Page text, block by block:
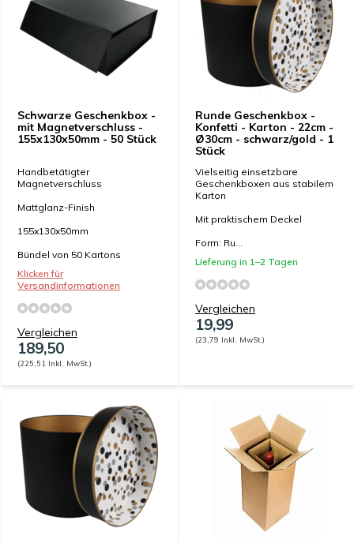
Schwarze Geschenkbox -
mit Magnetverschluss -
155x130x50mm - 50 Stück
Handbetätigter
Magnetverschluss
Mattglanz-Finish
155x130x50mm
Bündel von 50 Kartons
Klicken für
Versandinformationen
Vergleichen
189,50
(225,51 Inkl. MwSt.)
Runde Geschenkbox -
Konfetti - Karton - 22cm -
Ø30cm - schwarz/gold - 1
Stück
Vielseitig einsetzbare
Geschenkboxen aus stabilem
Karton
Mit praktischem Deckel
Form: Ru...
Lieferung in 1–2 Tagen
Vergleichen
19,99
(23,79 Inkl. MwSt.)